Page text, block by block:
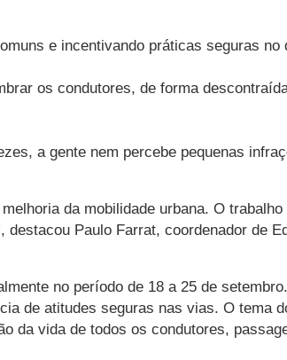
e incentivando práticas seguras no
os condutores, de forma
a gente nem percebe pequenas
da mobilidade urbana. O trabalho
Paulo Farrat, coordenador de
no período de 18 a 25 de
de atitudes seguras nas vias. O tema
da vida de todos os condutores,